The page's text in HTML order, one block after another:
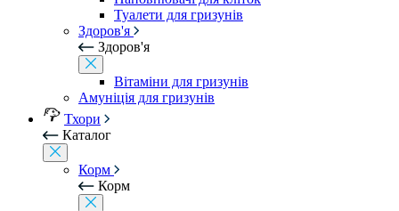
Туалети для гризунів
Здоров'я
Здоров'я
Вітаміни для гризунів
Амуніція для гризунів
Тхори
Каталог
Корм
Корм